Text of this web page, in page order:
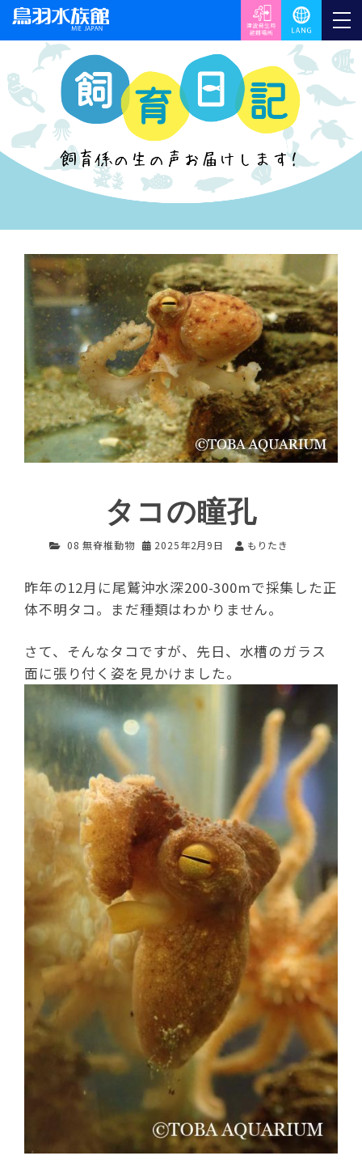
タコの瞳孔
08 無脊椎動物 2025年2月9日 もりたき
昨年の12月に尾鷲沖水深200-300mで採集した正
体不明タコ。まだ種類はわかりません。
さて、そんなタコですが、先日、水槽のガラス
面に張り付く姿を見かけました。